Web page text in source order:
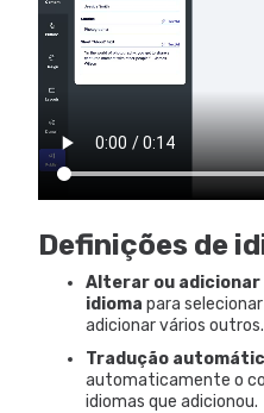
Definições de
Alterar ou adicionar
idioma para
adicionar vários outros.
Tradução
automaticamente o
idiomas que adicionou.